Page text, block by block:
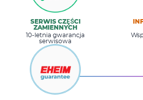
SERWIS CZĘŚCI
ZAMIENNYCH
10-letnia gwarancja
serwisowa